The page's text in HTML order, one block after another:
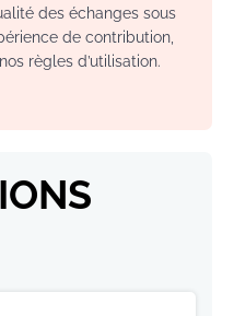
des échanges sous
de contribution,
règles d’utilisation.